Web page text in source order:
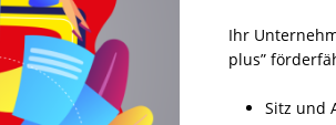
Ihr
plus”
Sitz und